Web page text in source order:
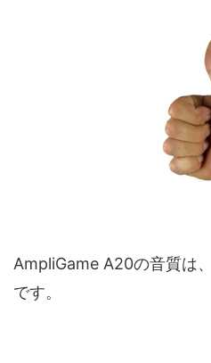
AmpliGame A20の音質は
です。